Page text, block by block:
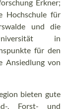
Erkner;
Hochschule für
und die
in
für den
Ansiedlung von
bieten gute
, Forst- und